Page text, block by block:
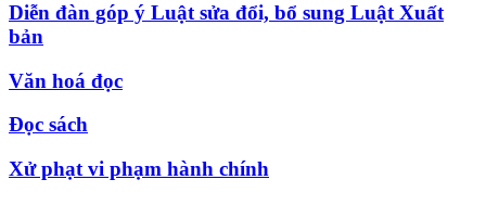
Diễn đàn góp ý Luật sửa đổi, bổ sung Luật Xuất
bản
Văn hoá đọc
Đọc sách
Xử phạt vi phạm hành chính